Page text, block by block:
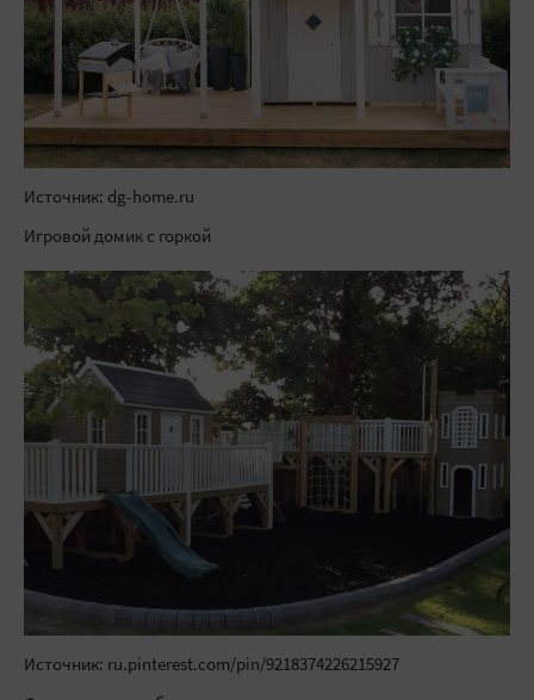
Источник: dg-home.ru
Игровой домик с горкой
Источник: ru.pinterest.com/pin/9218374226215927